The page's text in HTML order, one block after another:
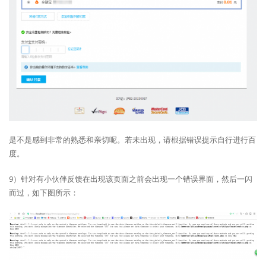
是不是感到非常的熟悉和亲切呢。若未出现，请根据错误提示自行进行百
度。
9）针对有小伙伴反馈在出现该页面之前会出现一个错误界面，然后一闪
而过，如下图所示：